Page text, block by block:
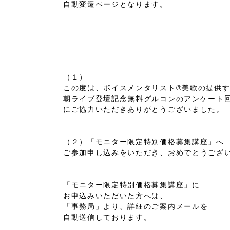
自動変遷ページとなります。
（１）
この度は、ボイスメンタリスト®美歌の提供
朝ライブ登壇記念無料グルコンのアンケート
にご協力いただきありがとうございました。
（２）「モニター限定特別価格募集講座」へ
ご参加申し込みをいただき、おめでとうござ
「モニター限定特別価格募集講座」に
お申込みいただいた方へは、
「事務局」より、詳細のご案内メールを
自動送信しております。